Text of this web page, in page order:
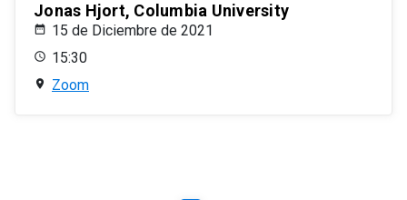
Jonas Hjort, Columbia University
15 de Diciembre de 2021
15:30
Zoom